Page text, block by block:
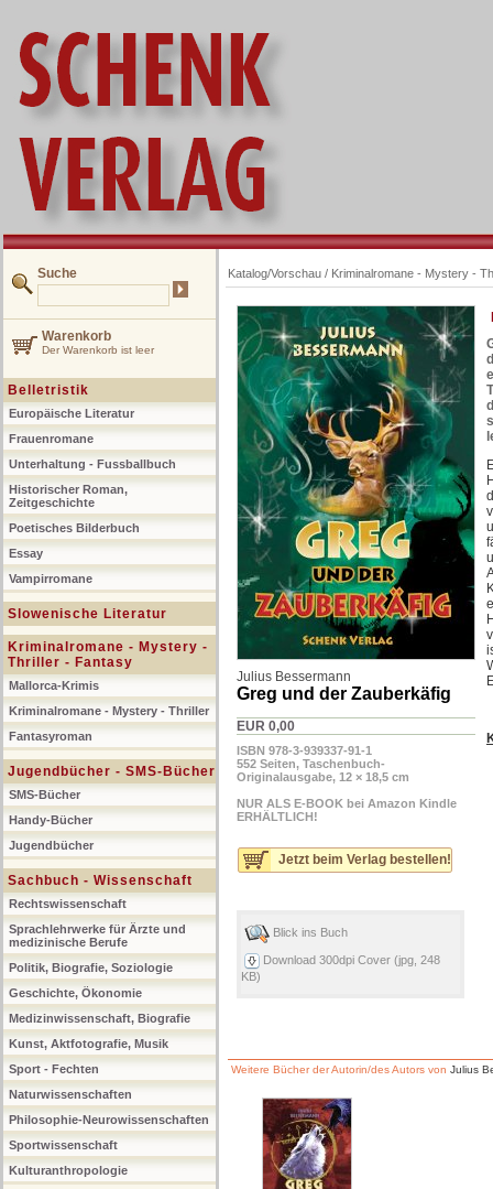
Suche
Warenkorb
Der Warenkorb ist leer
Belletristik
Europäische Literatur
Frauenromane
Unterhaltung - Fussballbuch
Historischer Roman,
Zeitgeschichte
Poetisches Bilderbuch
Essay
Vampirromane
Slowenische Literatur
Kriminalromane - Mystery -
Thriller - Fantasy
Mallorca-Krimis
Kriminalromane - Mystery - Thriller
Fantasyroman
Jugendbücher - SMS-Bücher
SMS-Bücher
Handy-Bücher
Jugendbücher
Sachbuch - Wissenschaft
Rechtswissenschaft
Sprachlehrwerke für Ärzte und
medizinische Berufe
Politik, Biografie, Soziologie
Geschichte, Ökonomie
Medizinwissenschaft, Biografie
Kunst, Aktfotografie, Musik
Sport - Fechten
Naturwissenschaften
Philosophie-Neurowissenschaften
Sportwissenschaft
Kulturanthropologie
Katalog/Vorschau / Kriminalromane - Mystery -
Julius Bessermann
Greg und der Zauberkäfig
EUR 0,00
ISBN 978-3-939337-91-1
552 Seiten, Taschenbuch-
Originalausgabe, 12 × 18,5 cm
NUR ALS E-BOOK bei Amazon Kindle
ERHÄLTLICH!
Jetzt beim Verlag bestellen!
Blick ins Buch
Download 300dpi Cover (jpg, 248
KB)
Weitere Bücher der Autorin/des Autors von Julius